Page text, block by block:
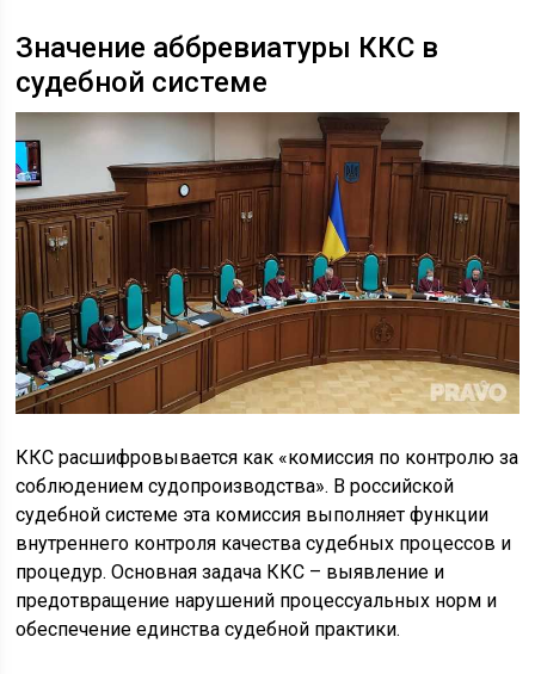
Значение аббревиатуры ККС в
судебной системе
ККС расшифровывается как «комиссия по контролю за
соблюдением судопроизводства». В российской
судебной системе эта комиссия выполняет функции
внутреннего контроля качества судебных процессов и
процедур. Основная задача ККС – выявление и
предотвращение нарушений процессуальных норм и
обеспечение единства судебной практики.